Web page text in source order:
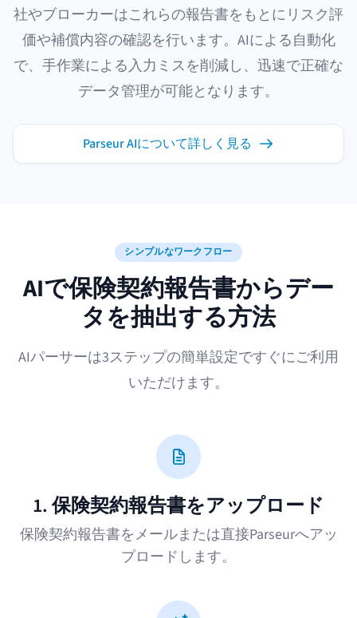
社やブローカーはこれらの報告書をもとにリスク評
価や補償内容の確認を行います。AIによる自動化
で、手作業による入力ミスを削減し、迅速で正確な
データ管理が可能となります。
Parseur AIについて詳しく見る
シンプルなワークフロー
AIで保険契約報告書からデー
タを抽出する方法
AIパーサーは3ステップの簡単設定ですぐにご利用
いただけます。
1. 保険契約報告書をアップロード
保険契約報告書をメールまたは直接Parseurへアッ
プロードします。